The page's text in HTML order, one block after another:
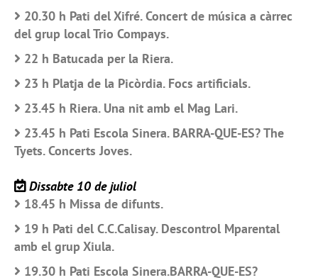
20.30 h Pati del Xifré. Concert de música a càrrec
del grup local Trio Compays.
22 h Batucada per la Riera.
23 h Platja de la Picòrdia. Focs artificials.
23.45 h Riera. Una nit amb el Mag Lari.
23.45 h Pati Escola Sinera. BARRA-QUE-ES? The
Tyets. Concerts Joves.
Dissabte 10 de juliol
18.45 h Missa de difunts.
19 h Pati del C.C.Calisay. Descontrol Mparental
amb el grup Xiula.
19.30 h Pati Escola Sinera.BARRA-QUE-ES?